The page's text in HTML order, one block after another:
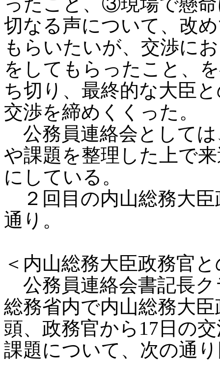
切なる声について、改
もらいたいが、交渉に
をしてもらったこと、
ち切り、最終的な大臣
交渉を締めくくった。
公務員連絡会として
や課題を整理した上で
にしている。
２回目の内山総務大臣
通り。
＜内山総務大臣政務官
公務員連絡会書記長ク
総務省内で内山総務大
頭、政務官から17日の
課題について、次の通